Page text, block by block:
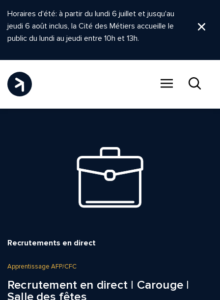
Horaires d'été: à partir du lundi 6 juillet et jusqu'au
jeudi 6 août inclus, la Cité des Métiers accueille le
public du lundi au jeudi entre 10h et 13h.
Recrutements en direct
Apprentissage AFP/CFC
Recrutement en direct | Carouge |
Salle des fêtes